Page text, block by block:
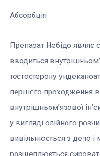
Абсорбція
Препарат Небідо являє
вводиться
тестостерону
першого проходження
внутрішньом’язової
у вигляді олійного
вивільнюється з депо
розщеплюється